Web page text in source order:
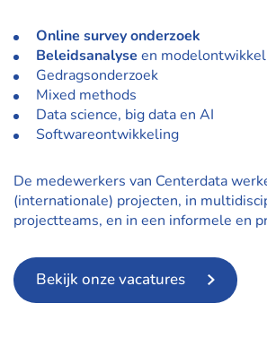
Online survey onderzoek
Beleidsanalyse en
Gedragsonderzoek
Mixed methods
Data science, big data en AI
Softwareontwikkeling
De medewerkers van Centerdata
(internationale) projecten, in
projectteams, en in een informele en
Bekijk onze vacatures